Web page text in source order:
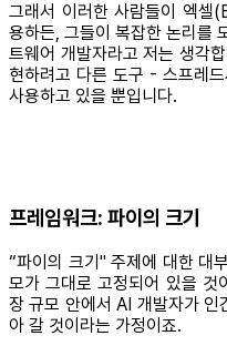
그래서 이러한 사람들이 엑셀
용하든, 그들이 복잡한 논리를
트웨어 개발자라고 저는 생각
현하려고 다른 도구 - 스프레
사용하고 있을 뿐입니다.
프레임워크: 파이의 크기
“파이의 크기" 주제에 대한 대
모가 그대로 고정되어 있을 것
장 규모 안에서 AI 개발자가 인
아 갈 것이라는 가정이죠.